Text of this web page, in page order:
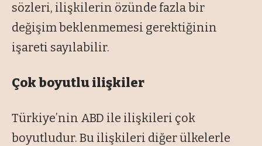
sözleri, ilişkilerin özünde fazla bir
değişim beklenmemesi gerektiğinin
işareti sayılabilir.
Çok boyutlu ilişkiler
Türkiye’nin ABD ile ilişkileri çok
boyutludur. Bu ilişkileri diğer ülkelerle